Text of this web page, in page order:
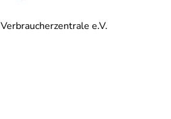
Verbraucherzentrale e.V.